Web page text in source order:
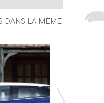
DANS LA MÊME